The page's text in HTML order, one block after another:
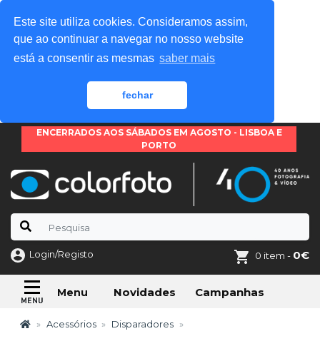
Este site utiliza cookies. Consideramos assim,
que ao continuar a navegar no nosso website
está a consentir as mesmas saber mais
fechar
ENCERRADOS AOS SÁBADOS EM AGOSTO - LISBOA E
PORTO
Login/Registo 0 item - 0€
Menu Novidades Campanhas
Acessórios Disparadores